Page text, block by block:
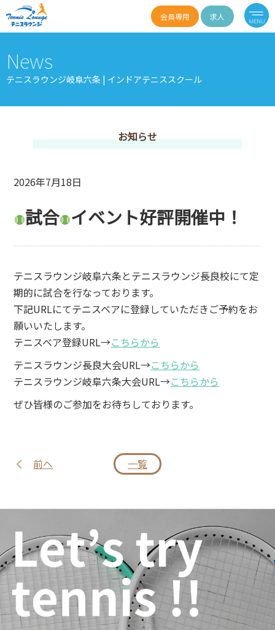
会員専用 求人
News
テニスラウンジ岐阜六条 | インドアテニススクール
お知らせ
2026年7月18日
試合 イベント好評開催中！
テニスラウンジ岐阜六条とテニスラウンジ長良校にて定
期的に試合を行なっております。
下記URLにてテニスベアに登録していただきご予約をお
願いいたします。
テニスベア登録URL→こちらから
テニスラウンジ長良大会URL→こちらから
テニスラウンジ岐阜六条大会URL→こちらから
ぜひ皆様のご参加をお待ちしております。
前へ 一覧